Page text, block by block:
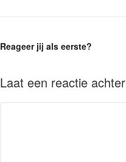
Reageer jij als eerste?
Laat een reactie achter